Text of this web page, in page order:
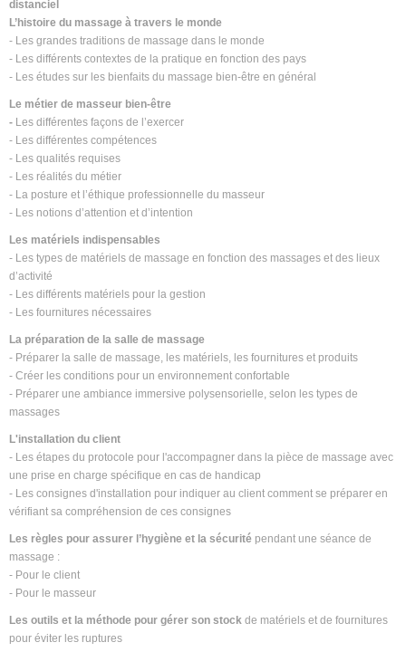
distanciel
L’histoire du massage à travers le monde
- Les grandes traditions de massage dans le monde
- Les différents contextes de la pratique en fonction des pays
- Les études sur les bienfaits du massage bien-être en général
Le métier de masseur bien-être
- Les différentes façons de l’exercer
- Les différentes compétences
- Les qualités requises
- Les réalités du métier
- La posture et l’éthique professionnelle du masseur
- Les notions d’attention et d’intention
Les matériels indispensables
- Les types de matériels de massage en fonction des massages et des lieux
d’activité
- Les différents matériels pour la gestion
- Les fournitures nécessaires
La préparation de la salle de massage
- Préparer la salle de massage, les matériels, les fournitures et produits
- Créer les conditions pour un environnement confortable
- Préparer une ambiance immersive polysensorielle, selon les types de
massages
L'installation du client
- Les étapes du protocole pour l'accompagner dans la pièce de massage avec
une prise en charge spécifique en cas de handicap
- Les consignes d'installation pour indiquer au client comment se préparer en
vérifiant sa compréhension de ces consignes
Les règles pour assurer l’hygiène et la sécurité pendant une séance de
massage :
- Pour le client
- Pour le masseur
Les outils et la méthode pour gérer son stock de matériels et de fournitures
pour éviter les ruptures